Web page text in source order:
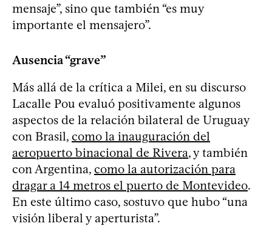
mensaje”, sino que también “es muy
importante el mensajero”.
Ausencia “grave”
Más allá de la crítica a Milei, en su discurso
Lacalle Pou evaluó positivamente algunos
aspectos de la relación bilateral de Uruguay
con Brasil, como la inauguración del
aeropuerto binacional de Rivera, y también
con Argentina, como la autorización para
dragar a 14 metros el puerto de Montevideo.
En este último caso, sostuvo que hubo “una
visión liberal y aperturista”.